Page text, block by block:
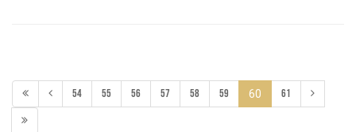
54 55 56 57 58 59 60 61